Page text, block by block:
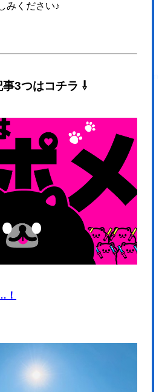
みください♪
事3つはコチラ ⇩
！
" class="fz16">ABOUT US</a>
" class="fz16">SERVICE</a>
" class="fz16">WORKS</a>